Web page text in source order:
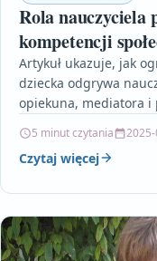
Rola nauczyciela
kompetencji
Artykuł ukazuje, jak
dziecka odgrywa
opiekuna, mediatora i
5 minut czytania
Czytaj więcej